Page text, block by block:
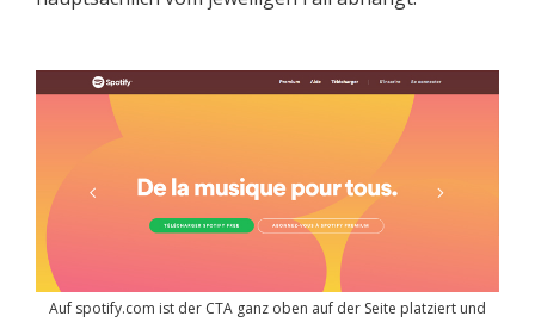
Auf spotify.com ist der CTA ganz oben auf der Seite platziert und